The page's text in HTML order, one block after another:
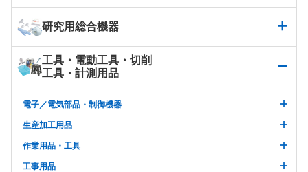
研究用総合機器
工具・電動工具・切削
工具・計測用品
電子／電気部品・制御機器
生産加工用品
作業用品・工具
工事用品